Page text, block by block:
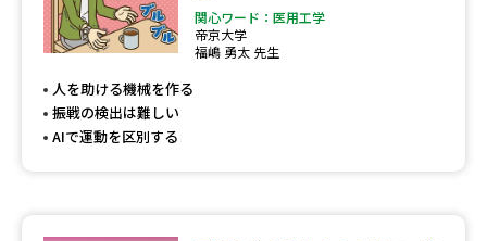
専門学校の資料請求
留学・進学関連、塾・予備校
大学入学共通テスト「受験上の
関心ワード：医用工学
帝京大学
福嶋 勇太 先生
人を助ける機械を作る
振戦の検出は難しい
AIで運動を区別する